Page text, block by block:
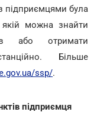
підприємцями була
якій можна знайти
або отримати
Більше
ssp/.
підприємця